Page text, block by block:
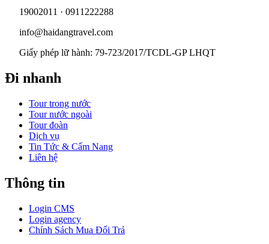
19002011 · 0911222288
info@haidangtravel.com
Giấy phép lữ hành: 79-723/2017/TCDL-GP LHQT
Đi nhanh
Tour trong nước
Tour nước ngoài
Tour đoàn
Dịch vụ
Tin Tức & Cẩm Nang
Liên hệ
Thông tin
Login CMS
Login agency
Chính Sách Mua Đổi Trả